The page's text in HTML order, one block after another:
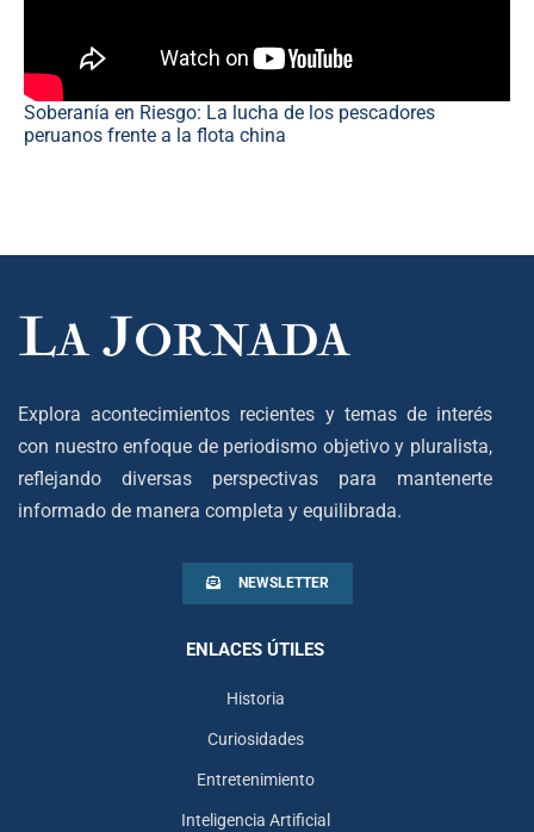
Soberanía en Riesgo: La lucha de los pescadores
peruanos frente a la flota china
Explora acontecimientos recientes y temas de interés
con nuestro enfoque de periodismo objetivo y pluralista,
reflejando diversas perspectivas para mantenerte
informado de manera completa y equilibrada.
NEWSLETTER
ENLACES ÚTILES
Historia
Curiosidades
Entretenimiento
Inteligencia Artificial